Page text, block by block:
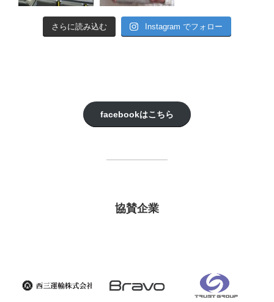
さらに読み込む Instagram でフォロー
facebookはこちら
協賛企業